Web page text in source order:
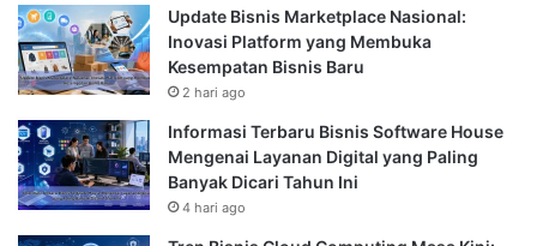
Update Bisnis Marketplace Nasional:
Inovasi Platform yang Membuka
Kesempatan Bisnis Baru
2 hari ago
Informasi Terbaru Bisnis Software House
Mengenai Layanan Digital yang Paling
Banyak Dicari Tahun Ini
4 hari ago